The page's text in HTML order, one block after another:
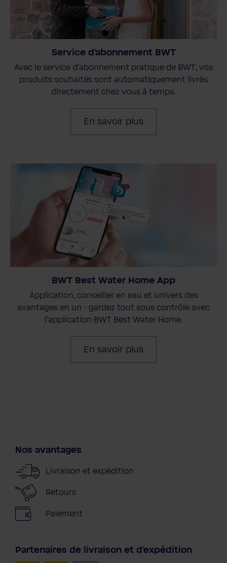
Service d'abonnement BWT
Avec le service d'abonnement pratique de BWT, vos
produits souhaités sont automatiquement livrés
directement chez vous à temps.
En savoir plus
BWT Best Water Home App
Application, conseiller en eau et univers des
avantages en un - gardez tout sous contrôle avec
l'application BWT Best Water Home.
En savoir plus
Nos avantages
Livraison et expédition
Retours
Paiement
Partenaires de livraison et d'expédition